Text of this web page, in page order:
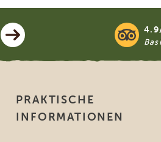
PRAKTISCHE
INFORMATIONEN